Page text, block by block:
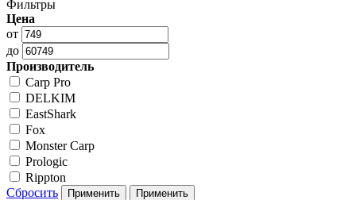
Фильтры
Цена
от
до
Производитель
Carp Pro
DELKIM
EastShark
Fox
Monster Carp
Prologic
Rippton
Сбросить